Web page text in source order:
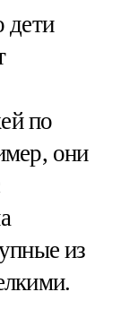
дети
по
они
из